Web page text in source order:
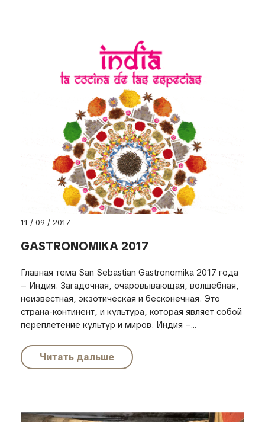
11 / 09 / 2017
GASTRONOMIKA 2017
Главная тема San Sebastian Gastronomika 2017 года
– Индия. Загадочная, очаровывающая, волшебная,
неизвестная, экзотическая и бесконечная. Это
страна-континент, и культура, которая являет собой
переплетение культур и миров. Индия –...
Читать дальше